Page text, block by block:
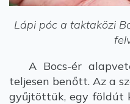
Lápi póc a taktaközi
A Bocs-ér
teljesen benőtt. Az a
gyűjtöttük, egy földút